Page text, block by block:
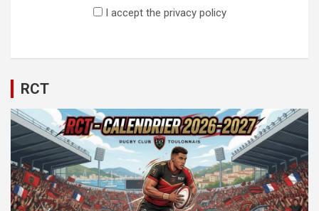
I accept the privacy policy
RCT